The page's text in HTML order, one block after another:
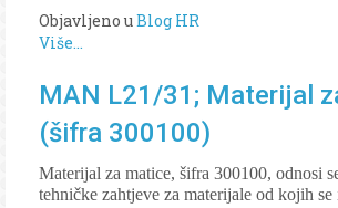
Objavljeno uBlog HR
Više...
MAN L21/31; Materijal
(šifra 300100)
Materijal za matice, šifra 300100, odnosi
tehničke zahtjeve za materijale od kojih